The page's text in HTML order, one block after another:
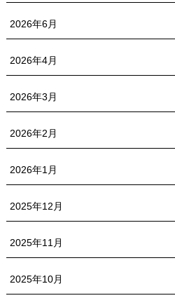
2026年6月
2026年4月
2026年3月
2026年2月
2026年1月
2025年12月
2025年11月
2025年10月